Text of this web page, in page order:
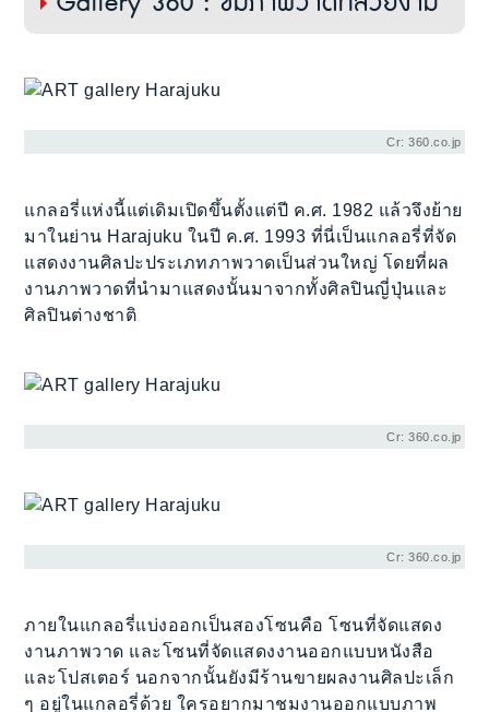
Cr: 360.co.jp
แกลอรี่แห่งนี้แต่เดิมเปิดขึ้นตั้งแต่ปี ค.ศ. 1982 แล้วจึงย้าย
มาในย่าน Harajuku ในปี ค.ศ. 1993 ที่นี่เป็นแกลอรี่ที่จัด
แสดงงานศิลปะประเภทภาพวาดเป็นส่วนใหญ่ โดยที่ผล
งานภาพวาดที่นำมาแสดงนั้นมาจากทั้งศิลปินญี่ปุ่นและ
ศิลปินต่างชาติ
Cr: 360.co.jp
Cr: 360.co.jp
ภายในแกลอรี่แบ่งออกเป็นสองโซนคือ โซนที่จัดแสดง
งานภาพวาด และโซนที่จัดแสดงงานออกแบบหนังสือ
และโปสเตอร์ นอกจากนั้นยังมีร้านขายผลงานศิลปะเล็ก
ๆ อยู่ในแกลอรี่ด้วย ใครอยากมาชมงานออกแบบภาพ